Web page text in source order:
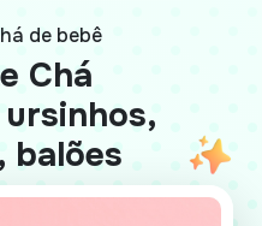
de bebê
Chá
balões